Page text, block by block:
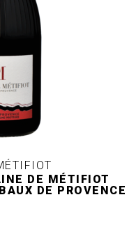
DE MÉTIFIOT
DE PROVENCE